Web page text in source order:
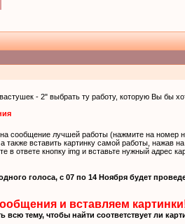
- 2" выбрать ту работу, которую Вы бы
сообщение лучшей работы (нажмите на номер
также вставить картинку самой работы, нажав
в ответе кнопку img и вставьте нужный адрес
голоса, с 07 по 14 Ноября будет
и вставляем
тему, чтобы найти соответствует ли